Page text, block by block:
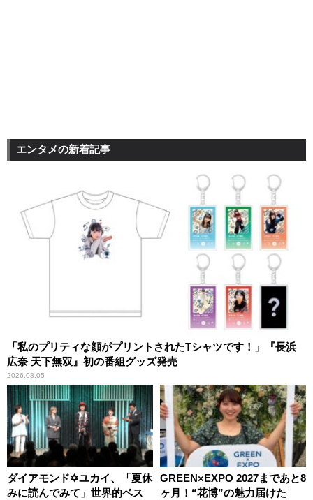
エンタメの新着記事
「私のプリティな顔がプリントされたTシャツです！」『長浜
広奈 天下無双』初の番組グッズ発売
2026.08.05
ダイアモンド✡ユカイ、「夏休
みに読んでみて」世界的ベス
GREEN×EXPO 2027まであと8
ヶ月！“花博”の魅力届けた